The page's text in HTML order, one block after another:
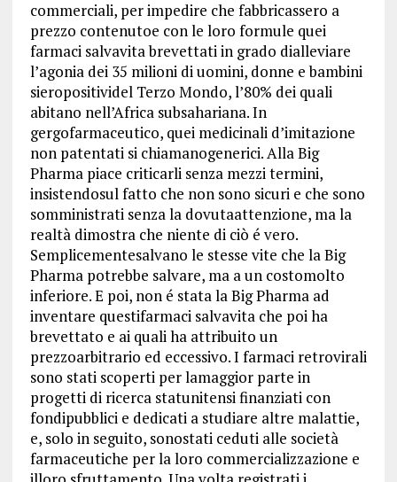
commerciali, per impedire che fabbricassero a
prezzo contenutoe con le loro formule quei
farmaci salvavita brevettati in grado dialleviare
l’agonia dei 35 milioni di uomini, donne e bambini
sieropositividel Terzo Mondo, l’80% dei quali
abitano nell’Africa subsahariana. In
gergofarmaceutico, quei medicinali d’imitazione
non patentati si chiamanogenerici. Alla Big
Pharma piace criticarli senza mezzi termini,
insistendosul fatto che non sono sicuri e che sono
somministrati senza la dovutaattenzione, ma la
realtà dimostra che niente di ciò é vero.
Semplicementesalvano le stesse vite che la Big
Pharma potrebbe salvare, ma a un costomolto
inferiore. E poi, non é stata la Big Pharma ad
inventare questifarmaci salvavita che poi ha
brevettato e ai quali ha attribuito un
prezzoarbitrario ed eccessivo. I farmaci retrovirali
sono stati scoperti per lamaggior parte in
progetti di ricerca statunitensi finanziati con
fondipubblici e dedicati a studiare altre malattie,
e, solo in seguito, sonostati ceduti alle società
farmaceutiche per la loro commercializzazione e